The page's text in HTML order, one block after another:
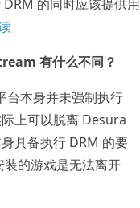
的同时应该提供用
有什么不同？
台本身并未强制执行
上可以脱离 Desura
具备执行 DRM 的要
的游戏是无法离开